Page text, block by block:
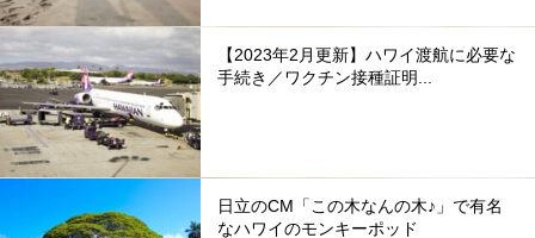
【2023年2月更新】ハワイ渡航に必要な
手続き／ワクチン接種証明...
日立のCM「この木なんの木♪」で有名
なハワイのモンキーポッド